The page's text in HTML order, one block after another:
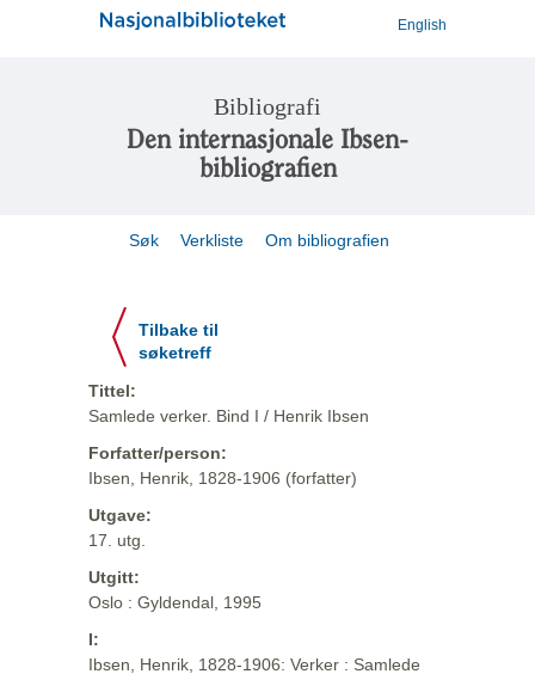
English
Bibliografi
Den internasjonale Ibsen-
bibliografien
Søk Verkliste Om bibliografien
Tilbake til
søketreff
Tittel:
Samlede verker. Bind I / Henrik Ibsen
Forfatter/person:
Ibsen, Henrik, 1828-1906 (forfatter)
Utgave:
17. utg.
Utgitt:
Oslo : Gyldendal, 1995
I:
Ibsen, Henrik, 1828-1906: Verker : Samlede